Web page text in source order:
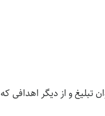
و از دیگر اهدافی که